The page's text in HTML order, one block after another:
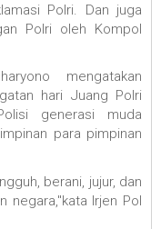
Polri. Dan juga
Polri oleh Kompol
mengatakan
hari Juang Polri
generasi muda
para pimpinan
berani, jujur, dan
negara,"kata Irjen Pol